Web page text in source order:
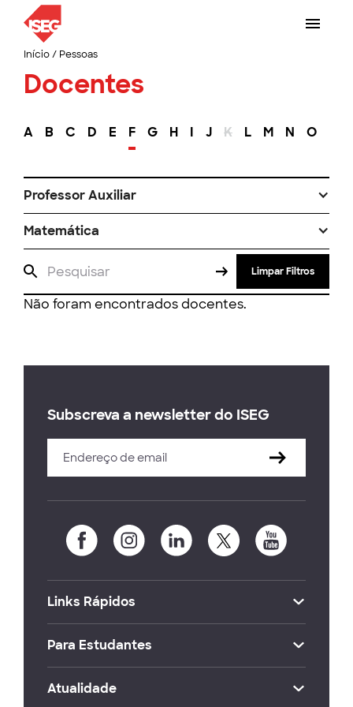
Início/ Pessoas
Docentes
A B C D E F G H I J K L M N O
Professor Auxiliar
Matemática
Limpar Filtros
Não foram encontrados docentes.
Subscreva a newsletter do ISEG
Links Rápidos
Para Estudantes
Atualidade